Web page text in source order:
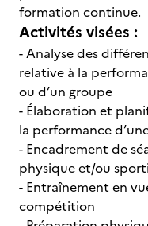
formation continue.
Activités visées :
- Analyse des
relative à la
ou d’un groupe
- Élaboration et
la performance
- Encadrement de
physique et/ou
- Entraînement en
compétition